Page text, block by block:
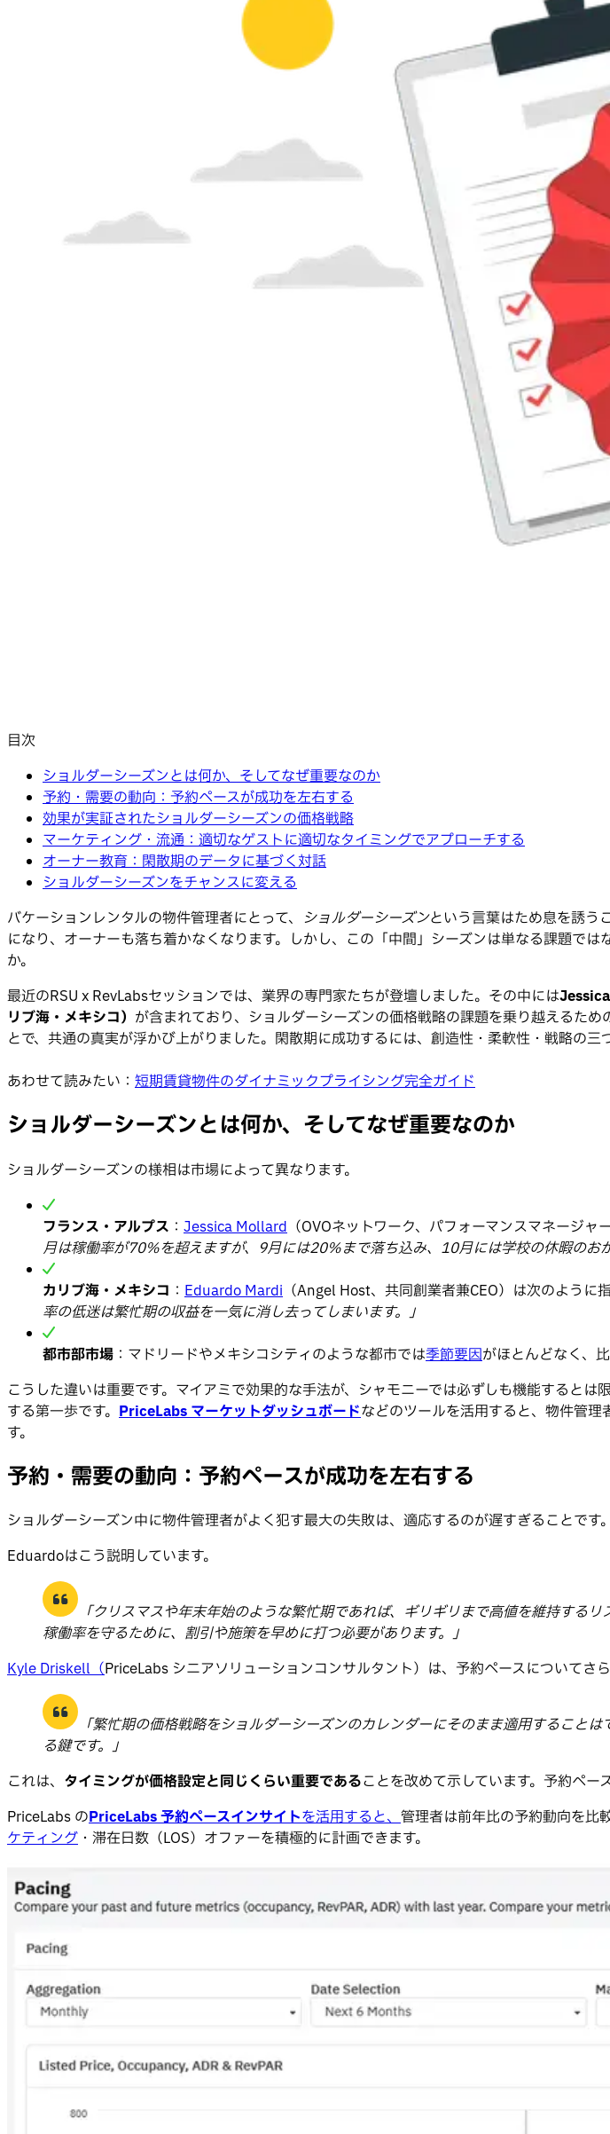
目次
ショルダーシーズンとは何か、そしてなぜ重要なのか
予約・需要の動向：予約ペースが成功を左右する
効果が実証されたショルダーシーズンの価格戦略
マーケティング・流通：適切なゲストに適切なタイミングでアプローチする
オーナー教育：閑散期のデータに基づく対話
ショルダーシーズンをチャンスに変える
バケーションレンタルの物件管理者にとって、 ショルダーシーズンという言葉はため息を誘う
になり、オーナーも落ち着かなくなります。しかし、この「中間」シーズンは単なる課題で
か。
最近のRSU x RevLabsセッションでは、業界の専門家たちが登壇しました。その中には
リブ海・メキシコ） が含まれており、ショルダーシーズンの価格戦略の課題を乗り越えるた
とで、共通の真実が浮かび上がりました。閑散期に成功するには、創造性・柔軟性・戦略の三
あわせて読みたい： 短期賃貸物件のダイナミックプライシング完全ガイド
ショルダーシーズンとは何か、そしてなぜ重要なのか
ショルダーシーズンの様相は市場によって異なります。
フランス・アルプス ： Jessica Mollard （OVOネットワーク、パフォーマンスマネージャ
月は稼働率が70%を超えますが、9月には20%まで落ち込み、10月には学校の休暇のお
カリブ海・メキシコ ： Eduardo Mardi （Angel Host、共同創業者兼CEO）は次のように
率の低迷は繁忙期の収益を一気に消し去ってしまいます。」
都市部市場 ：マドリードやメキシコシティのような都市では季節要因がほとんどなく、
こうした違いは重要です。マイアミで効果的な手法が、シャモニーでは必ずしも機能すると
する第一歩です。 PriceLabs マーケットダッシュボードなどのツールを活用すると、物件管理
す。
予約・需要の動向：予約ペースが成功を左右する
ショルダーシーズン中に物件管理者がよく犯す最大の失敗は、適応するのが遅すぎることです。
Eduardoはこう説明しています。
「クリスマスや年末年始のような繁忙期であれば、ギリギリまで高値を維持する
稼働率を守るために、割引や施策を早めに打つ必要があります。」
Kyle Driskell（PriceLabs シニアソリューションコンサルタント）は、予約ペースについてさ
「繁忙期の価格戦略をショルダーシーズンのカレンダーにそのまま適用すること
る鍵です。」
これは、 タイミングが価格設定と同じくらい重要であることを改めて示しています。予約ペー
PriceLabs のPriceLabs 予約ペースインサイトを活用すると、管理者は前年比の予約動向を比
ケティング ・滞在日数（LOS）オファーを積極的に計画できます。